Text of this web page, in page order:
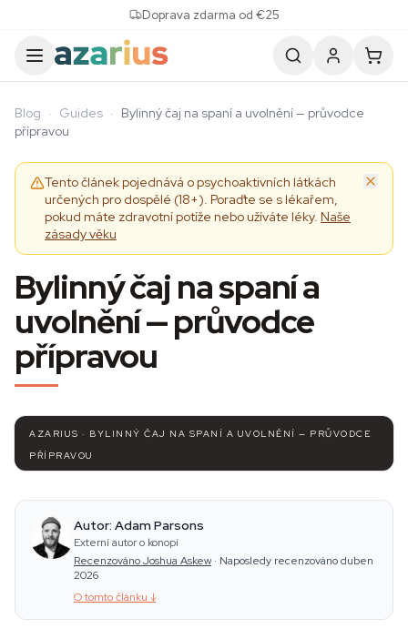
Doprava zdarma od €25
Blog · Guides · Bylinný čaj na spaní a uvolnění — průvodce
přípravou
Tento článek pojednává o psychoaktivních látkách
určených pro dospělé (18+). Poraďte se s lékařem,
pokud máte zdravotní potíže nebo užíváte léky. Naše
zásady věku
Bylinný čaj na spaní a
uvolnění — průvodce
přípravou
AZARIUS · BYLINNÝ ČAJ NA SPANÍ A UVOLNĚNÍ — PRŮVODCE
PŘÍPRAVOU
Autor: Adam Parsons
Externí autor o konopí
Recenzováno Joshua Askew · Naposledy recenzováno duben
2026
O tomto článku ↓